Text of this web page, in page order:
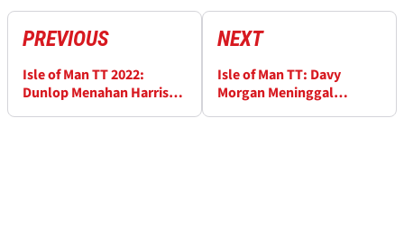
PREVIOUS
Isle of Man TT 2022:
Dunlop Menahan Harrison
NEXT
Isle of Man TT: Davy
Morgan Meninggal